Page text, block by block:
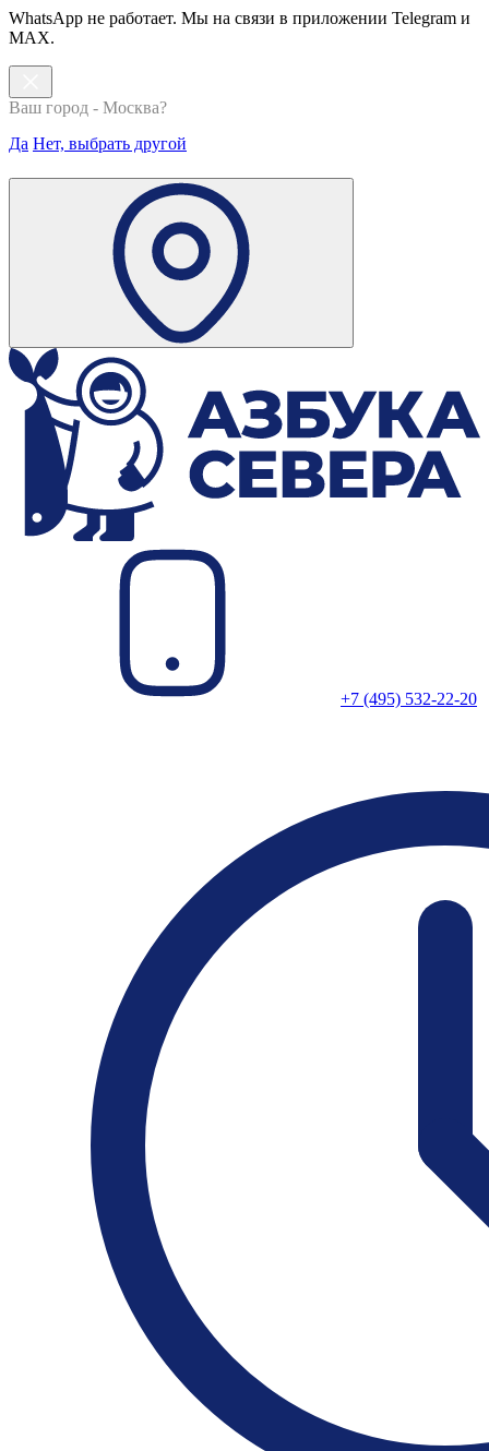
WhatsApp не работает. Мы на связи в приложении Telegram и
MAX.
Ваш город - Москва?
Да Нет, выбрать другой
+7 (495) 532-22-20